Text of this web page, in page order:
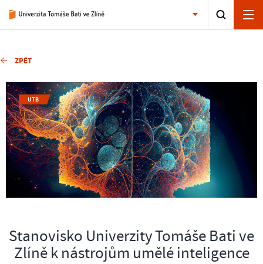
ZPĚT
UTB
Stanovisko Univerzity Tomáše Bati ve
Zlíně k nástrojům umělé inteligence